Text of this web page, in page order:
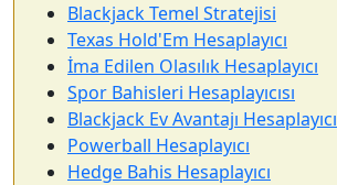
Blackjack Temel Stratejisi
Texas Hold'Em Hesaplayıcı
İma Edilen Olasılık Hesaplayıcı
Spor Bahisleri Hesaplayıcısı
Blackjack Ev Avantajı Hesaplayıcı
Powerball Hesaplayıcı
Hedge Bahis Hesaplayıcı